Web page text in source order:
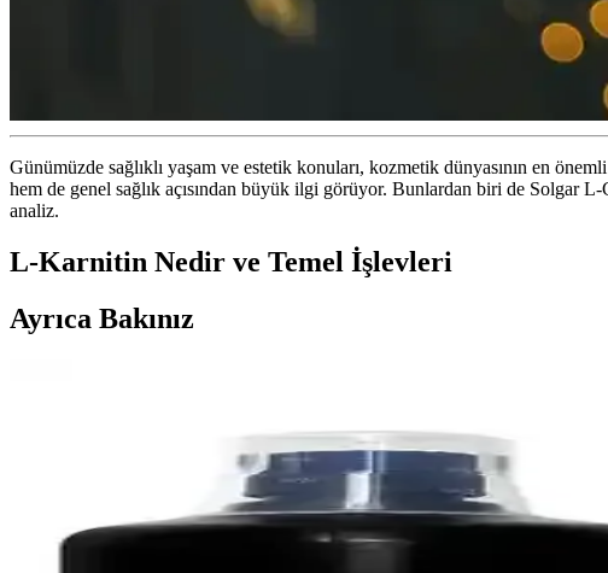
Günümüzde sağlıklı yaşam ve estetik konuları, kozmetik dünyasının en
hem de genel sağlık açısından büyük ilgi görüyor. Bunlardan biri de Solgar
analiz.
L-Karnitin Nedir ve Temel İşlevleri
Ayrıca Bakınız
L-karnitin, yağların enerjiye dönüşümünü destekleyen ve zayıflama
Hardline L-Karnitin Matrix ile Solgar Maxi L Carnitine:
Hardline L-Karnitin Matrix (sıvı ampul, 3000 mg) ile Solgar Maxi L Carnitine